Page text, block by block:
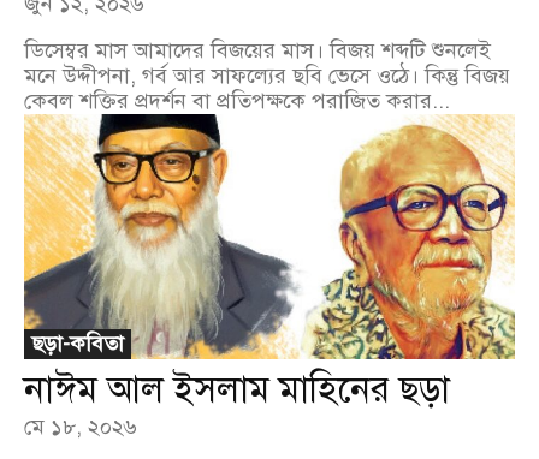
ডিসেম্বর মাস আমাদের বিজয়ের মাস। বিজয় শব্দটি শুনলেই
মনে উদ্দীপনা, গর্ব আর সাফল্যের ছবি ভেসে ওঠে। কিন্তু বিজয়
কেবল শক্তির প্রদর্শন বা প্রতিপক্ষকে পরাজিত করার...
ছড়া-কবিতা
নাঈম আল ইসলাম মাহিনের ছড়া
মে ১৮, ২০২৬